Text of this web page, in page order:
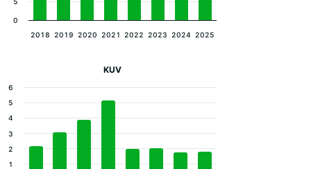
2018 2019 2020 2021 2022 2023 2024 2025
0
KUV
1
2
3
4
5
6